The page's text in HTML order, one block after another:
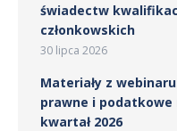
świadectw
członkowskich
30 lipca 2026
Materiały z
prawne i podatkowe
kwartał 2026